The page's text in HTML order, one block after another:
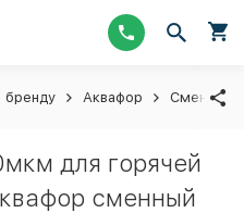
бренду Аквафор Сменные
для горячей
сменный